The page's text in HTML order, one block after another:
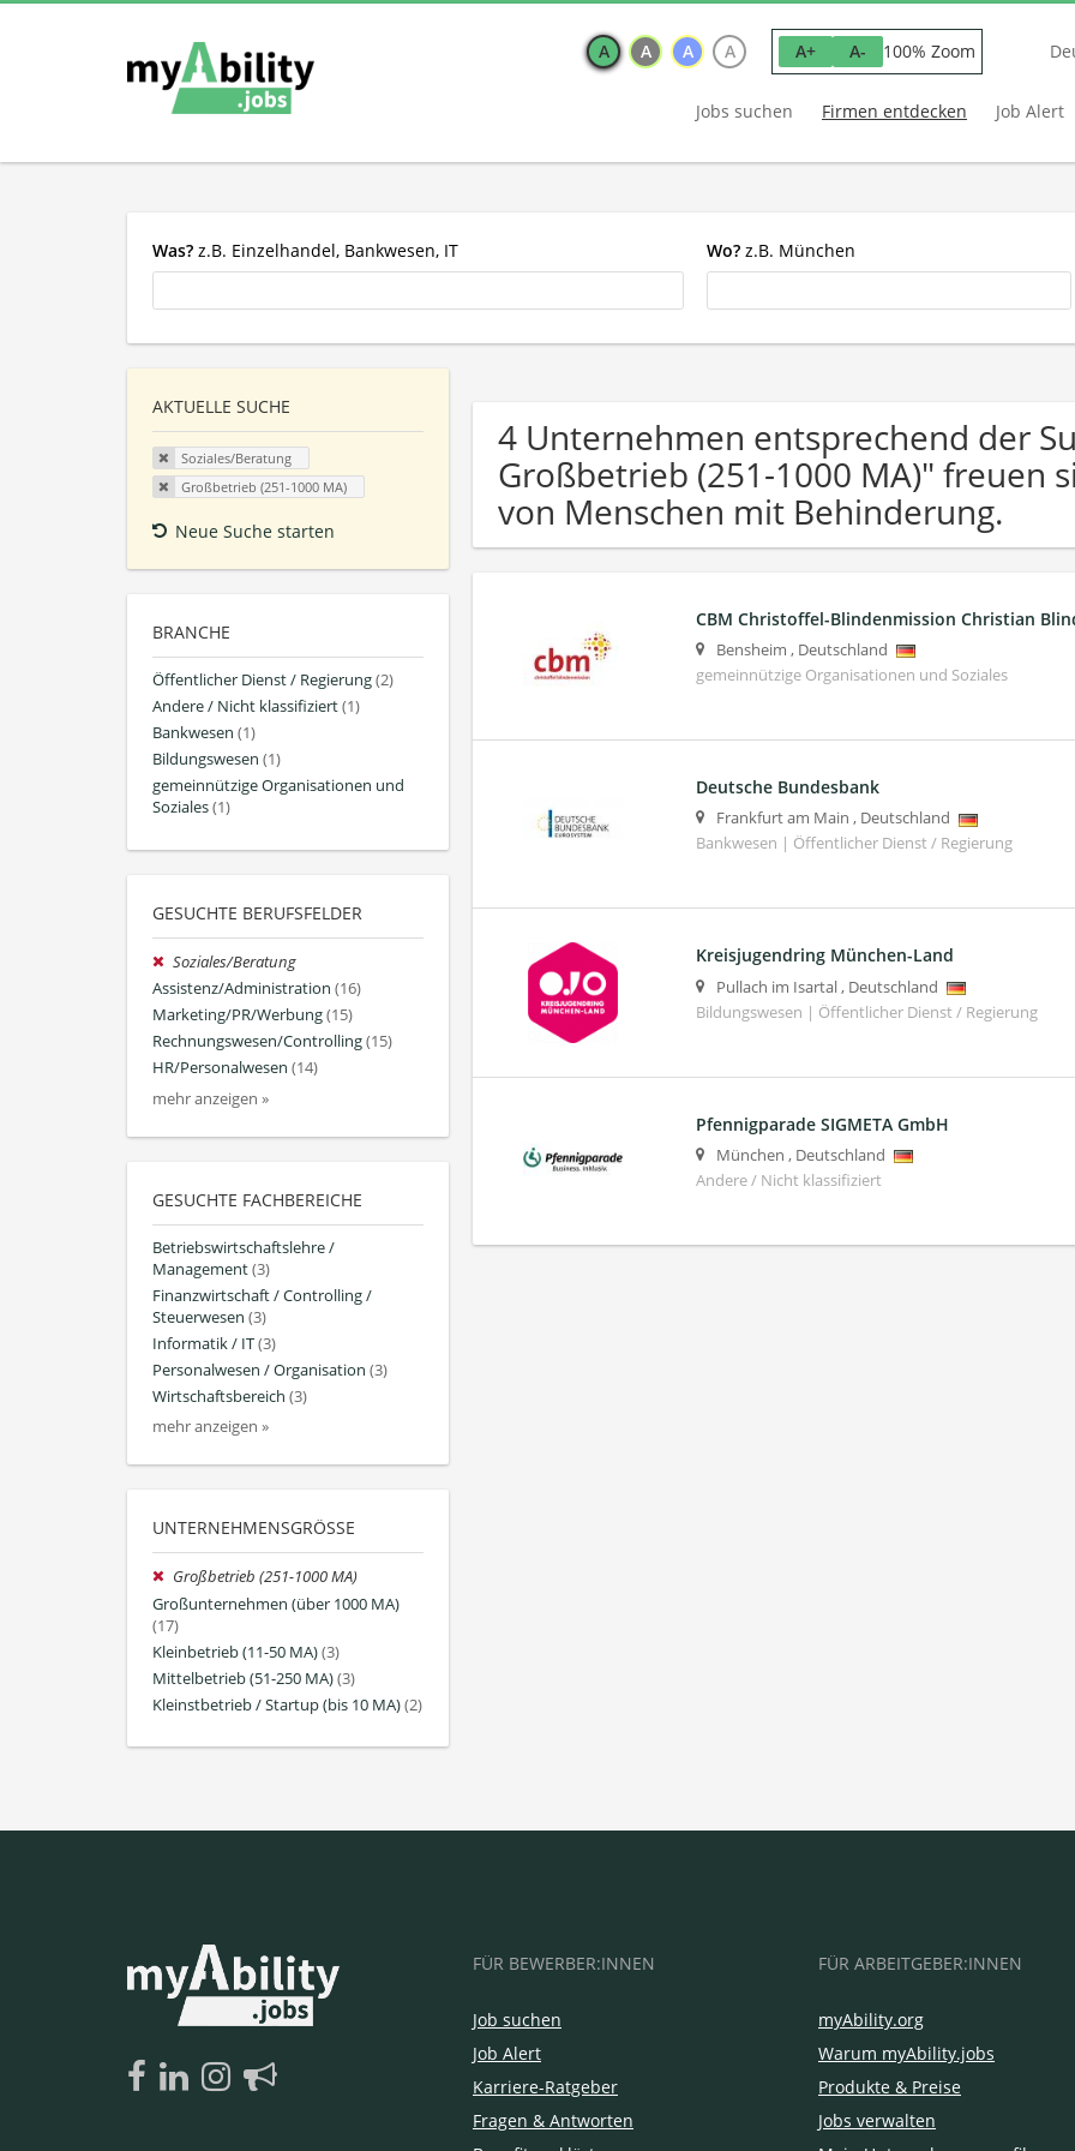
A A A A A+ A- 100% Zoom
Jobs suchen Firmen entdecken Job Alert
Was? z.B. Einzelhandel, Bankwesen, IT Wo? z.B. München
AKTUELLE SUCHE
Soziales/Beratung
Großbetrieb (251-1000 MA)
Neue Suche starten
BRANCHE
Öffentlicher Dienst / Regierung(2)
Andere / Nicht klassifiziert(1)
Bankwesen (1)
Bildungswesen (1)
gemeinnützige Organisationen und
Soziales(1)
GESUCHTE BERUFSFELDER
Soziales/Beratung
Assistenz/Administration (16)
Marketing/PR/Werbung(15)
Rechnungswesen/Controlling(15)
HR/Personalwesen (14)
mehr anzeigen »
GESUCHTE FACHBEREICHE
Betriebswirtschaftslehre /
Management(3)
Finanzwirtschaft / Controlling /
Steuerwesen (3)
Informatik / IT(3)
Personalwesen / Organisation (3)
Wirtschaftsbereich (3)
mehr anzeigen »
UNTERNEHMENSGRÖSSE
Großbetrieb (251-1000 MA)
Großunternehmen (über 1000 MA)
(17)
Kleinbetrieb (11-50 MA)(3)
Mittelbetrieb (51-250 MA)(3)
Kleinstbetrieb / Startup (bis 10 MA)(2)
4 Unternehmen entsprechend der
Großbetrieb (251-1000 MA)" freuen
von Menschen mit Behinderung.
CBM Christoffel-Blindenmission Christian
Bensheim , Deutschland
gemeinnützige Organisationen und Soziales
Deutsche Bundesbank
Frankfurt am Main , Deutschland
Bankwesen | Öffentlicher Dienst / Regierung
Kreisjugendring München-Land
Pullach im Isartal, Deutschland
Bildungswesen | Öffentlicher Dienst / Regierung
Pfennigparade SIGMETA GmbH
München , Deutschland
Andere / Nicht klassifiziert
FÜR BEWERBER:INNEN
Job suchen
Job Alert
Karriere-Ratgeber
Fragen & Antworten
FÜR ARBEITGEBER:INNEN
myAbility.org
Warum myAbility.jobs
Produkte & Preise
Jobs verwalten